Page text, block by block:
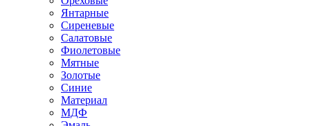
Янтарные
Сиреневые
Салатовые
Фиолетовые
Мятные
Золотые
Синие
Материал
МДФ